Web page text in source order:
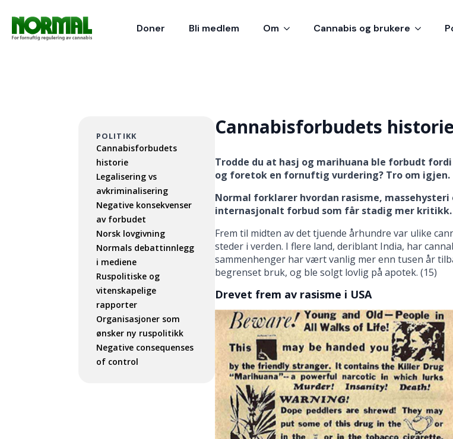
Doner Bli medlem Om Cannabis og brukere
POLITIKK
Cannabisforbudets
historie
Legalisering vs
avkriminalisering
Negative konsekvenser
av forbudet
Norsk lovgivning
Normals debattinnlegg
i mediene
Ruspolitiske og
vitenskapelige
rapporter
Organisasjoner som
ønsker ny ruspolitikk
Negative consequenses
of control
Cannabisforbudets historie
Trodde du at hasj og marihuana ble forbudt
og foretok en fornuftig vurdering? Tro om igjen.
Normal forklarer hvordan rasisme,
internasjonalt forbud som får stadig mer kritikk.
Frem til midten av det tjuende århundre var ulike
steder i verden. I flere land, deriblant India, har
sammenhenger har vært vanlig mer enn tusen år
begrenset bruk, og ble solgt lovlig på apotek. (15)
Drevet frem av rasisme i USA